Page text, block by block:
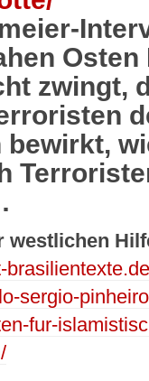
zwingt,
westlichen
sergio-
fur-